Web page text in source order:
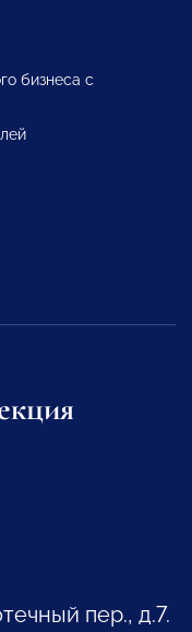
бизнеса с
пер., д.7.